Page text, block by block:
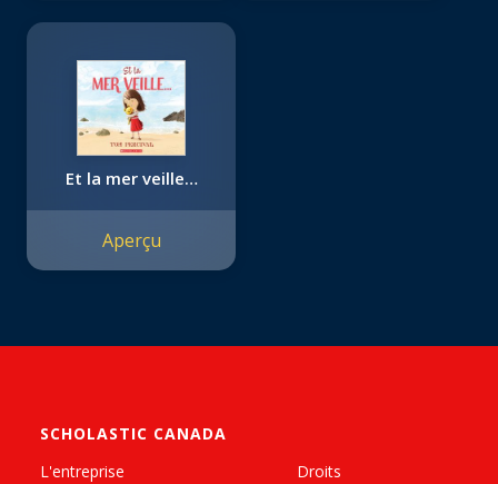
Et la mer veille…
Aperçu
SCHOLASTIC CANADA
L'entreprise
Droits